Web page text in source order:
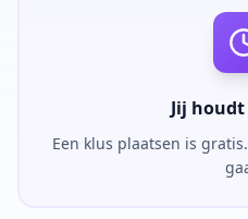
Jij
Een klus plaatsen is